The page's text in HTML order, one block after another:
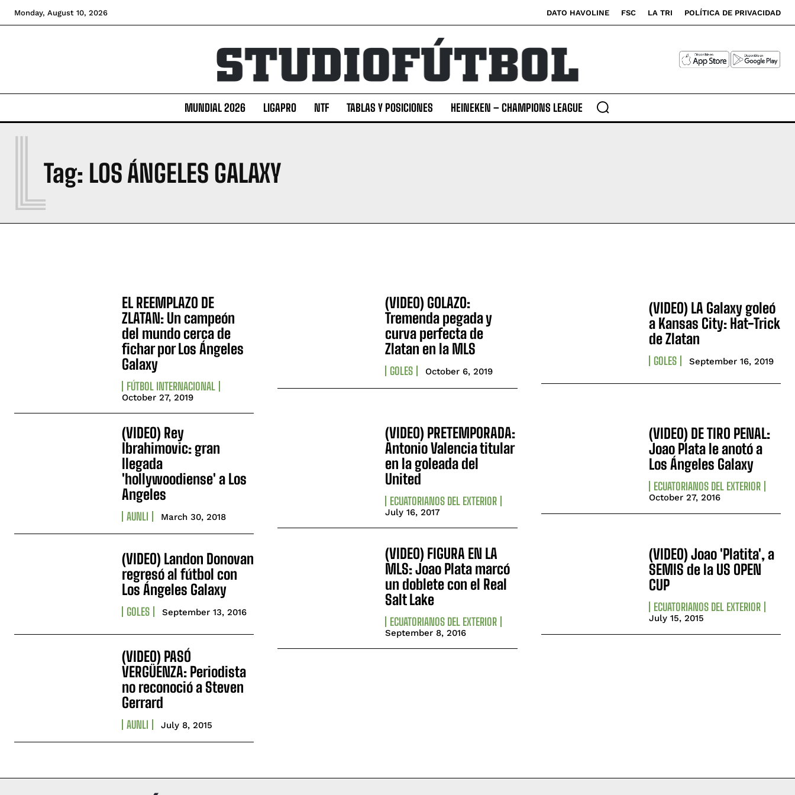
Monday, August 10, 2026 DATO HAVOLINE FSC LA TRI POLÍTICA DE PRIVACIDAD
MUNDIAL 2026 LIGAPRO NTF TABLAS Y POSICIONES HEINEKEN – CHAMPIONS LEAGUE
Tag: LOS ÁNGELES GALAXY
L
EL REEMPLAZO DE
ZLATAN: Un campeón
del mundo cerca de
fichar por Los Ángeles
Galaxy
FÚTBOL INTERNACIONAL
October 27, 2019
(VIDEO) GOLAZO:
Tremenda pegada y
curva perfecta de
Zlatan en la MLS
GOLES October 6, 2019
(VIDEO) LA Galaxy goleó
a Kansas City: Hat-Trick
de Zlatan
GOLES September 16, 2019
(VIDEO) Rey
Ibrahimovic: gran
llegada
'hollywoodiense' a Los
Angeles
AUNLI March 30, 2018
(VIDEO) PRETEMPORADA:
Antonio Valencia titular
en la goleada del
United
ECUATORIANOS DEL EXTERIOR
July 16, 2017
(VIDEO) DE TIRO PENAL:
Joao Plata le anotó a
Los Ángeles Galaxy
ECUATORIANOS DEL EXTERIOR
October 27, 2016
(VIDEO) Landon Donovan
regresó al fútbol con
Los Ángeles Galaxy
GOLES September 13, 2016
(VIDEO) FIGURA EN LA
MLS: Joao Plata marcó
un doblete con el Real
Salt Lake
ECUATORIANOS DEL EXTERIOR
September 8, 2016
(VIDEO) Joao 'Platita', a
SEMIS de la US OPEN
CUP
ECUATORIANOS DEL EXTERIOR
July 15, 2015
(VIDEO) PASÓ
VERGÜENZA: Periodista
no reconoció a Steven
Gerrard
AUNLI July 8, 2015